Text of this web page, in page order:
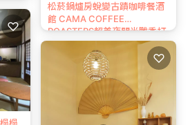
松菸鍋爐房蛻變古蹟咖啡餐酒
館 CAMA COFFEE
ROASTERS超美夜間光雕秀打
造台北最潮咖啡聚所
♡
♡